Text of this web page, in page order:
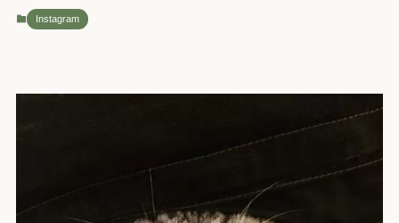
Instagram